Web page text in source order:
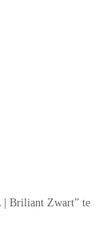
| Briliant Zwart” te